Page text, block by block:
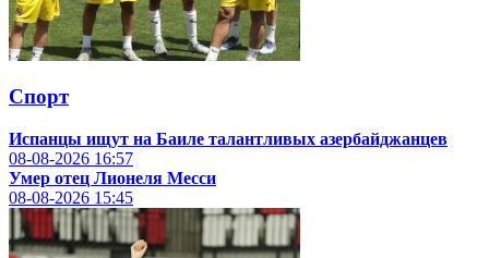
Спорт
Испанцы ищут на Баиле талантливых азербайджанцев
08-08-2026 16:57
Умер отец Лионеля Месси
08-08-2026 15:45